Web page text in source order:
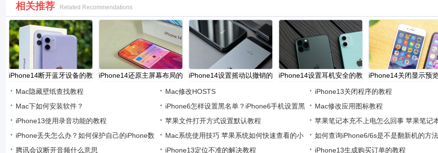
相关推荐 Related Recommendations
​iPhone14断开蓝牙设备的教 ​iPhone14还原主屏幕布局的 ​iPhone14设置摇动以撤销的 ​iPhone14设置耳机安全的教 ​iPhone14关闭显示预
Mac隐藏壁纸查找教程 Mac修改HOSTS
iPhone13关闭程序的教程
Mac下如何安装软件？
iPhone6怎样设置黑名单？iPhone6手机设置黑
名单图文
Mac修改应用图标教程
​iPhone13使用录音功能的教程
苹果文件打开方式设置默认教程
苹果笔记本充不上电怎么回事 苹果笔记
上
iPhone丢失怎么办？如何保护自己的iPhone数
据和信
Mac系统使用技巧 苹果系统如何快速查看的小
技巧
如何查询iPhone6/6s是不是翻新机的方
腾讯会议断开音频什么意思
iPhone13定位不准的解决教程 ​iPhone13生成购买订单的教程